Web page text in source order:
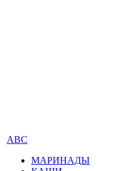
АВС
МАРИНАДЫ